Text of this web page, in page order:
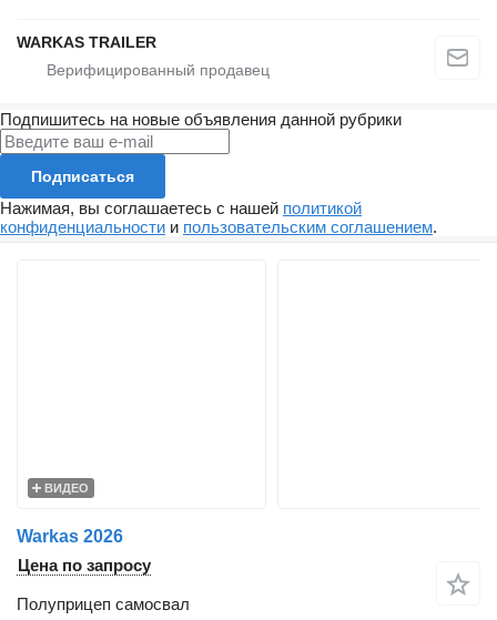
WARKAS TRAILER
Подпишитесь на новые объявления данной рубрики
Подписаться
Нажимая, вы соглашаетесь с нашей политикой
конфиденциальности и пользовательским соглашением.
ВИДЕО
Warkas 2026
Цена по запросу
Полуприцеп самосвал